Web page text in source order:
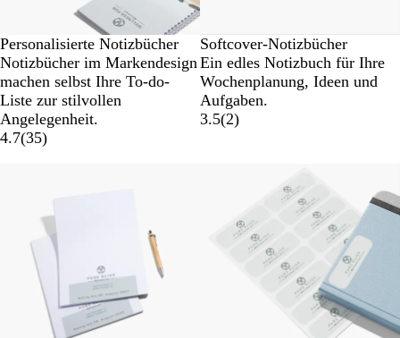
Personalisierte Notizbücher
Notizbücher im Markendesign
machen selbst Ihre To-do-
Liste zur stilvollen
Angelegenheit.
4.7(35)
Softcover-Notizbücher
Ein edles Notizbuch für Ihre
Wochenplanung, Ideen und
Aufgaben.
3.5(2)